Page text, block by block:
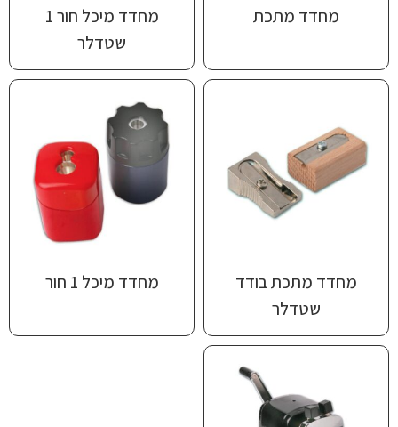
מחדד מתכת
מחדד מיכל חור 1
שטדלר
מחדד מתכת בודד
שטדלר
מחדד מיכל 1 חור